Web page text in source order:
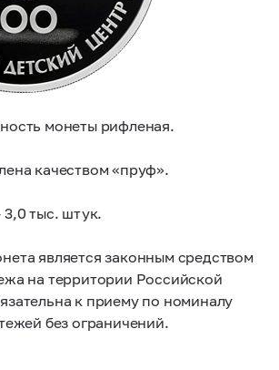
монеты рифленая.
качеством «пруф».
тыс. штук.
является законным средством
на территории Российской
к приему по номиналу
без ограничений.